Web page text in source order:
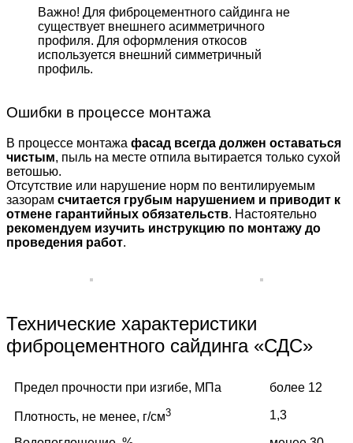
Важно! Для фиброцемент­ного сайдинга не
существует внешнего асимметрич­ного
профиля. Для оформле­ния откосов
используется внешний симметричный
профиль.
Ошибки в процессе монтажа
В процессе монтажа фасад всегда должен оставаться
чистым, пыль на месте отпила вытирается только сухой
ветошью.
Отсутствие или нарушение норм по вентилируемым
зазорам считается грубым нарушением и приводит к
отмене гарантийных обязательств. Настоятельно
рекомендуем изучить инструкцию по монтажу до
проведения работ.
Технические характеристики
фиброцементного сайдинга «СДС»
Предел прочности при изгибе, МПа более 12
Плотность, не менее, г/см3 1,3